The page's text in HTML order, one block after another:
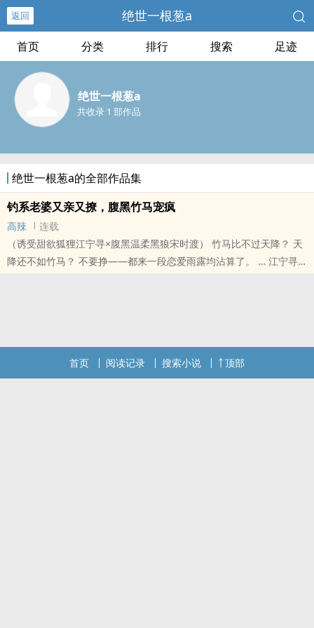
返回 绝世一根葱a
首页 分类 排行 搜索 足迹
绝世一根葱a
共收录 1 部作品
绝世一根葱a的全部作品集
钓系老婆又亲又撩，腹黑竹马宠疯
高辣
连载
（诱受甜欲狐狸江宁寻×腹黑温柔黑狼宋时渡） 竹马比不过天降？ 天
降还不如竹马？ 不要挣——都来一段恋爱雨露均沾算了。 … 江宁寻
首页 阅读记录 搜索小说 顶部